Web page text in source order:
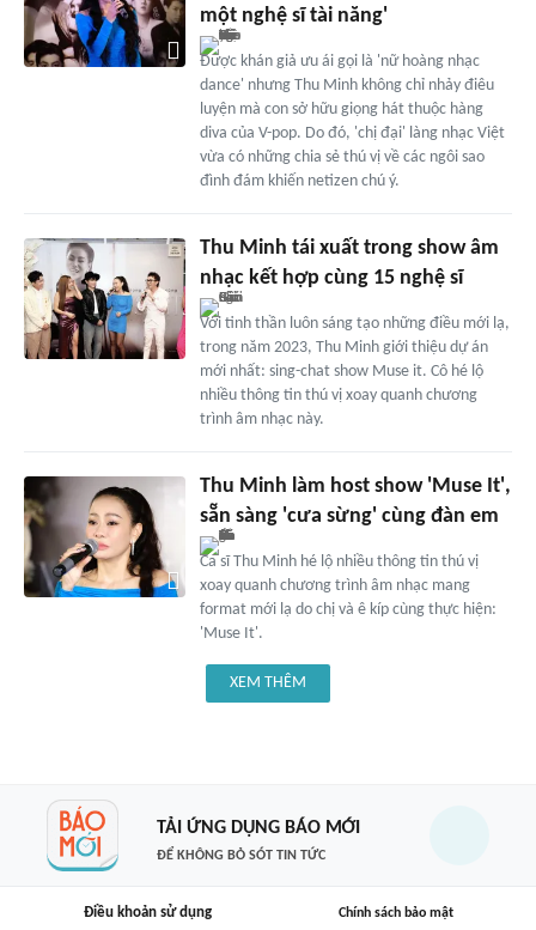
một nghệ sĩ tài năng'
Được khán giả ưu ái gọi là 'nữ hoàng nhạc
dance' nhưng Thu Minh không chỉ nhảy điêu
luyện mà con sở hữu giọng hát thuộc hàng
diva của V-pop. Do đó, 'chị đại' làng nhạc Việt
vừa có những chia sẻ thú vị về các ngôi sao
đình đám khiến netizen chú ý.
Thu Minh tái xuất trong show âm
nhạc kết hợp cùng 15 nghệ sĩ
Với tinh thần luôn sáng tạo những điều mới lạ,
trong năm 2023, Thu Minh giới thiệu dự án
mới nhất: sing-chat show Muse it. Cô hé lộ
nhiều thông tin thú vị xoay quanh chương
trình âm nhạc này.
Thu Minh làm host show 'Muse It',
sẵn sàng 'cưa sừng' cùng đàn em
Ca sĩ Thu Minh hé lộ nhiều thông tin thú vị
xoay quanh chương trình âm nhạc mang
format mới lạ do chị và ê kíp cùng thực hiện:
'Muse It'.
XEM THÊM
TẢI ỨNG DỤNG BÁO MỚI
ĐỂ KHÔNG BỎ SÓT TIN TỨC
Điều khoản sử dụng Chính sách bảo mật